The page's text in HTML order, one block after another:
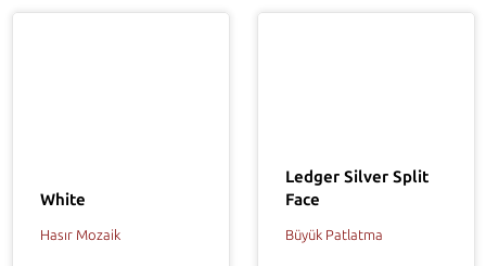
White
Hasır Mozaik
Ledger Silver Split
Face
Büyük Patlatma